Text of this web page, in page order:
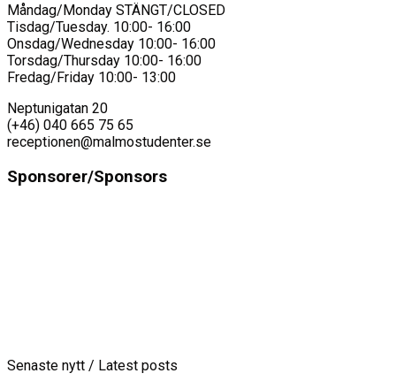
Måndag/Monday STÄNGT/CLOSED
Tisdag/Tuesday. 10:00- 16:00
Onsdag/Wednesday 10:00- 16:00
Torsdag/Thursday 10:00- 16:00
Fredag/Friday 10:00- 13:00
Neptunigatan 20
(+46) 040 665 75 65
receptionen@malmostudenter.se
Sponsorer/Sponsors
Senaste nytt / Latest posts